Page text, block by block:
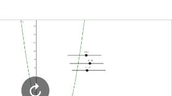
Anmelden